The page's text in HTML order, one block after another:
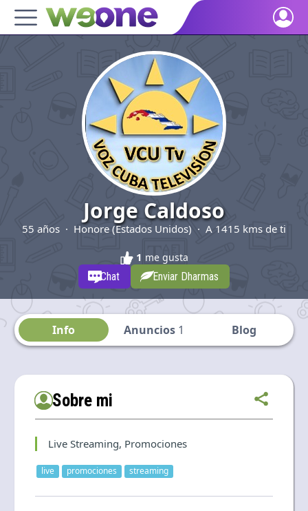
Discover what WeOne is and what you can do.
Find people who share your interests.
Goods & Services
Take a look at what the community offers or is looking for.
Get inspired by our positive content.
Back WeOne
Find answers to your questions and FAQs.
Language and currency
EN|USD
Jorge Caldoso
55 años · Honore (Estados Unidos) · A 1415 kms de ti
1 me gusta
Chat
Enviar Dharmas
Info Anuncios 1 Blog
Sobre mi
Live Streaming, Promociones
live promociones streaming